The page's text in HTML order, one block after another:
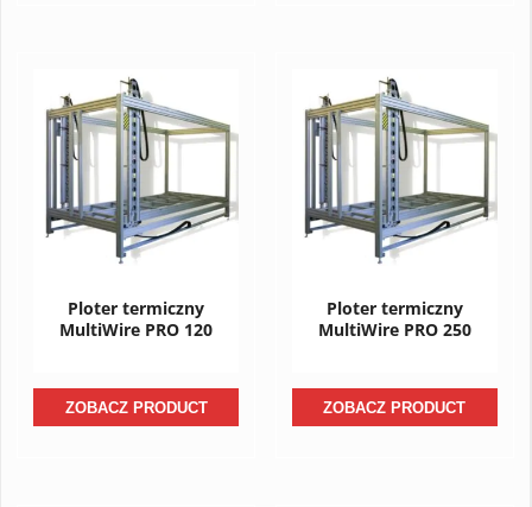
Ploter termiczny
MultiWire PRO 120
ZOBACZ PRODUCT
Ploter termiczny
MultiWire PRO 250
ZOBACZ PRODUCT